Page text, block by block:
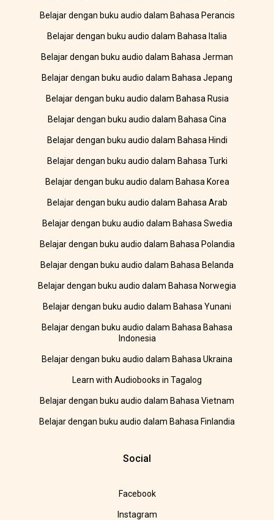
Belajar dengan buku audio dalam Bahasa Perancis
Belajar dengan buku audio dalam Bahasa Italia
Belajar dengan buku audio dalam Bahasa Jerman
Belajar dengan buku audio dalam Bahasa Jepang
Belajar dengan buku audio dalam Bahasa Rusia
Belajar dengan buku audio dalam Bahasa Cina
Belajar dengan buku audio dalam Bahasa Hindi
Belajar dengan buku audio dalam Bahasa Turki
Belajar dengan buku audio dalam Bahasa Korea
Belajar dengan buku audio dalam Bahasa Arab
Belajar dengan buku audio dalam Bahasa Swedia
Belajar dengan buku audio dalam Bahasa Polandia
Belajar dengan buku audio dalam Bahasa Belanda
Belajar dengan buku audio dalam Bahasa Norwegia
Belajar dengan buku audio dalam Bahasa Yunani
Belajar dengan buku audio dalam Bahasa Bahasa
Indonesia
Belajar dengan buku audio dalam Bahasa Ukraina
Learn with Audiobooks in Tagalog
Belajar dengan buku audio dalam Bahasa Vietnam
Belajar dengan buku audio dalam Bahasa Finlandia
Social
Facebook
Instagram